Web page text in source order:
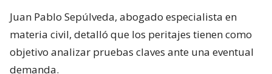
Cabe mencionar que dicho proceso obligó a
suspender las demoliciones decretadas por el